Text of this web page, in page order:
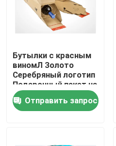
Бутылки с красным
виномЛ Золото
Серебряный логотип
Подарочный пакет на
2 бутылки Упаковка/
Складка/Упаковка
Отправить запрос